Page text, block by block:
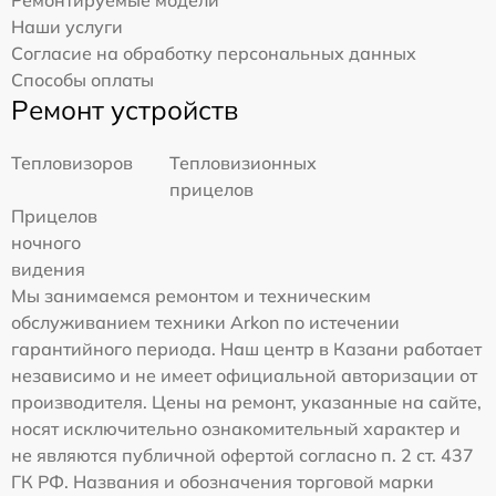
Наши услуги
Согласие на обработку персональных данных
Способы оплаты
Ремонт устройств
Тепловизоров
Тепловизионных
прицелов
Прицелов
ночного
видения
Мы занимаемся ремонтом и техническим
обслуживанием техники Arkon по истечении
гарантийного периода. Наш центр в Казани работает
независимо и не имеет официальной авторизации от
производителя. Цены на ремонт, указанные на сайте,
носят исключительно ознакомительный характер и
не являются публичной офертой согласно п. 2 ст. 437
ГК РФ. Названия и обозначения торговой марки